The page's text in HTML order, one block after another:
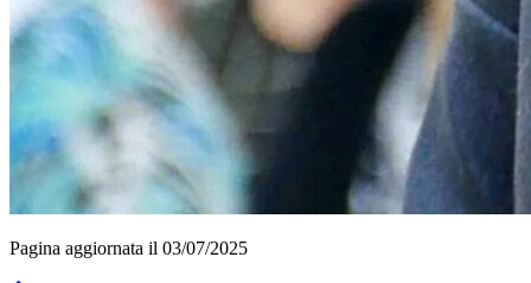
Pagina aggiornata il 03/07/2025